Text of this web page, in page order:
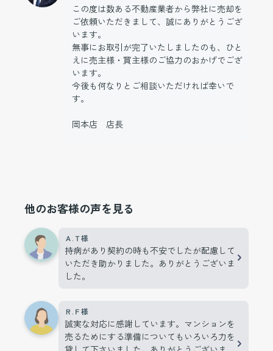
この度は数ある不動産業者から弊社に売却を
ご依頼いただきまして、誠にありがとうござ
います。
無事にお取引が完了いたしましたのも、ひと
えに売主様・買主様のご協力のおかげでござ
います。
今後も何なりとご相談いただければ幸いで
す。
岡本店 店長
他のお客様の声を見る
Ａ.Ｔ様
持病があり契約の時も不安でしたが配慮して
いただき助かりました。ありがとうございま
した。
Ｒ.Ｆ様
誠実な対応に感謝しています。マンションを
売るためにする準備についてもいろいろ力を